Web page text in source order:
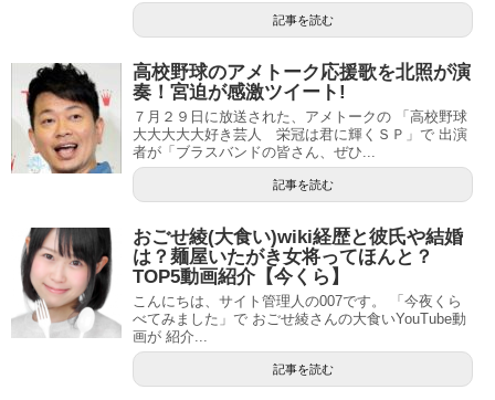
記事を読む
高校野球のアメトーク応援歌を北照が演
奏！宮迫が感激ツイート!
７月２９日に放送された、アメトークの 「高校野球
大大大大大好き芸人 栄冠は君に輝くＳＰ」で 出演
者が「ブラスバンドの皆さん、ぜひ...
記事を読む
おごせ綾(大食い)wiki経歴と彼氏や結婚
は？麺屋いたがき女将ってほんと？
TOP5動画紹介【今くら】
こんにちは、サイト管理人の007です。 「今夜くら
べてみました」で おごせ綾さんの大食いYouTube動
画が 紹介...
記事を読む